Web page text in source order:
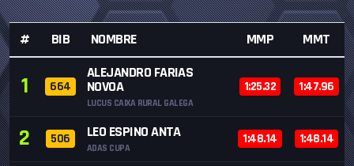
# BIB NOMBRE MMP MMT
1 664
ALEJANDRO FARIAS
NOVOA
LUCUS CAIXA RURAL GALEGA
1:25.32 1:47.96
2 506 LEO ESPINO ANTA
ADAS CUPA
1:48.14 1:48.14